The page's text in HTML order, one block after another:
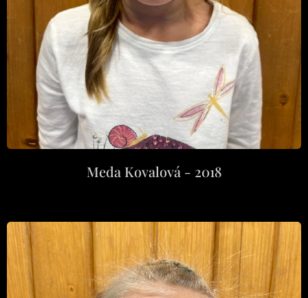
Meda Kovalová - 2018